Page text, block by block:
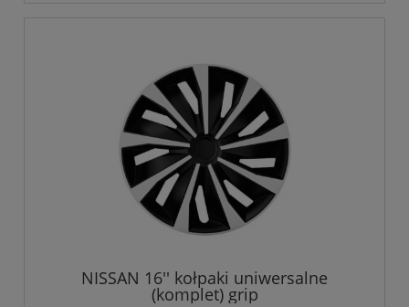
NISSAN 16'' kołpaki uniwersalne
(komplet) grip